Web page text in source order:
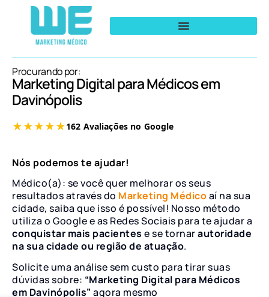
Procurando por:
Marketing Digital para Médicos em
Davinópolis
Nós podemos te ajudar!
Médico(a): se você quer melhorar os seus
resultados através do Marketing Médicoaí na sua
cidade, saiba que isso é possível! Nosso método
utiliza o Google e as Redes Sociais para te ajudar a
conquistar mais pacientes e se tornarautoridade
na sua cidade ou região de atuação.
Solicite uma análise sem custo para tirar suas
dúvidas sobre: “Marketing Digital para Médicos
em Davinópolis” agora mesmo